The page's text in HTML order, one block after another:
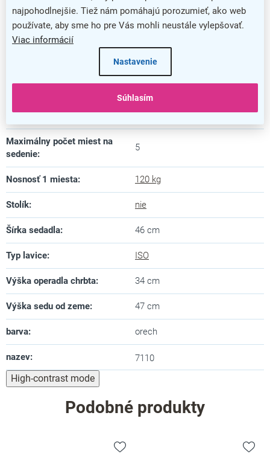
najpohodlnejšie. Tiež nám pomáhajú porozumieť, ako web
používate, aby sme ho pre Vás mohli neustále vylepšovať.
Viac informácií
Nastavenie
Súhlasím
Výška: 81 cm
Farba podnože:
42 cm
Materiál sedadla: drevo
Maximálny počet miest na
sedenie:
5
Nosnosť 1 miesta: 120 kg
Stolík: nie
Šírka sedadla: 46 cm
Typ lavice: ISO
Výška operadla chrbta: 34 cm
Výška sedu od zeme: 47 cm
barva: orech
nazev: 7110
High-contrast mode
Podobné produkty